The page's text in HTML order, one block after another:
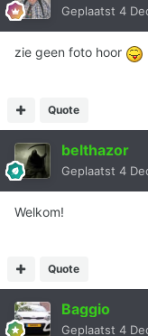
Geplaatst 4
zie geen foto hoor
Quote
belthazor
Geplaatst 4
Welkom!
Quote
Baggio
Geplaatst 4